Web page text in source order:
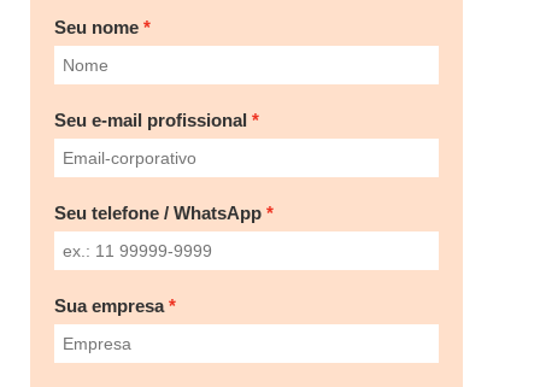
Seu nome
Seu e-mail profissional
Seu telefone / WhatsApp
Sua empresa